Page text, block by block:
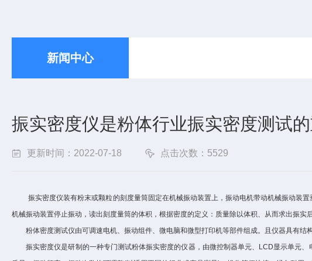
新闻中心
振实密度仪是粉体行业振实密度测试
更新时间：2022-07-18 点击次数：5529
振实密度仪装有粉末或颗粒的刻度量筒固定在机械振动装置上，振动电机带动机械振动装置
机械振动装置停止振动，读出刻度量筒的体积，根据密度的定义：质量除以体积、从而求出振实
粉体密度测试仪由可调速电机、振动组件、微电脑和微型打印机等部件组成。且仪器具有结构
振实密度仪是研制的一种专门测试粉体振实密度的仪器，由微控制器单元、LCD显示单元、